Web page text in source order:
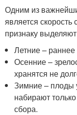
Одним из
является
признаку
Летние –
Осенние –
хранятся не
Зимние – плоды
набирают
сбора.